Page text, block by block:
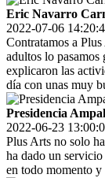
Eric Navarro
2022-07-06
Contratamos a
adultos lo
explicaron las
día con unas muy
Presidencia
2022-06-23
Plus Arts no solo
ha dado un
en todo momento y